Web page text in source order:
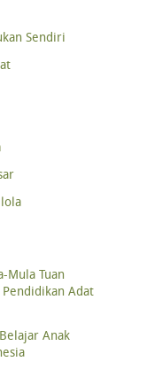
Sendiri
Mula Tuan
Adat
Anak